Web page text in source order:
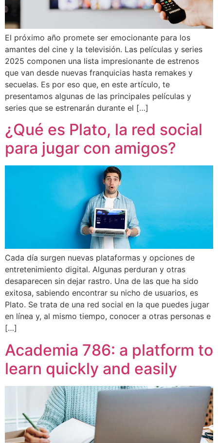
El próximo año promete ser emocionante para los
amantes del cine y la televisión. Las películas y series
2025 componen una lista impresionante de estrenos
que van desde nuevas franquicias hasta remakes y
secuelas. Es por eso que, en este artículo, te
presentamos algunas de las principales películas y
series que se estrenarán durante el […]
¿Qué es Plato, la red social
para jugar con amigos?
Cada día surgen nuevas plataformas y opciones de
entretenimiento digital. Algunas perduran y otras
desaparecen sin dejar rastro. Una de las que ha sido
exitosa, sabiendo encontrar su nicho de usuarios, es
Plato. Se trata de una red social en la que puedes jugar
en línea y, al mismo tiempo, conocer a otras personas e
[…]
Academia 786: a platform to
learn quickly and easily